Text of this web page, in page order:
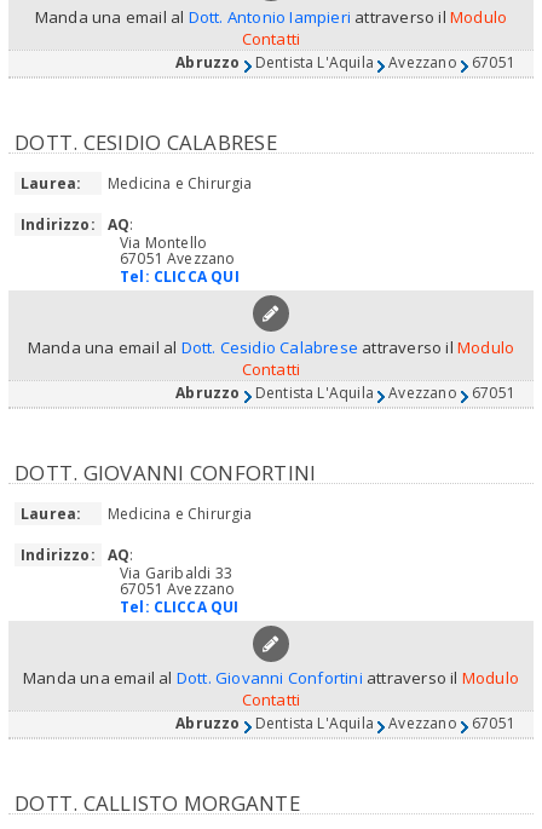
Manda una email al Dott. Antonio Iampieri attraverso il Modulo
Contatti
Abruzzo Dentista L'Aquila Avezzano 67051
DOTT. CESIDIO CALABRESE
Laurea:
Medicina e Chirurgia
Indirizzo:
AQ:
Via Montello
67051 Avezzano
Tel: CLICCA QUI
Manda una email al Dott. Cesidio Calabrese attraverso ilModulo
Contatti
Abruzzo Dentista L'Aquila Avezzano 67051
DOTT. GIOVANNI CONFORTINI
Laurea:
Medicina e Chirurgia
Indirizzo:
AQ:
Via Garibaldi 33
67051 Avezzano
Tel: CLICCA QUI
Manda una email al Dott. Giovanni Confortini attraverso il Modulo
Contatti
Abruzzo Dentista L'Aquila Avezzano 67051
DOTT. CALLISTO MORGANTE